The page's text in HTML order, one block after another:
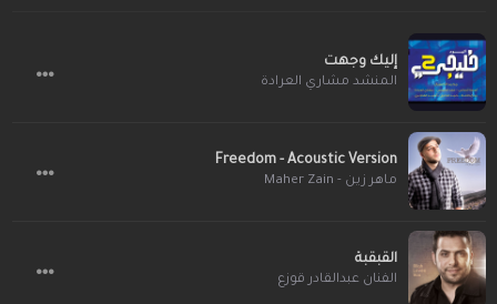
إليك وجهت
المنشد مشاري العرادة
Freedom - Acoustic Version
ماهر زين - Maher Zain
القبقبة
الفنان عبدالقادر قوزع